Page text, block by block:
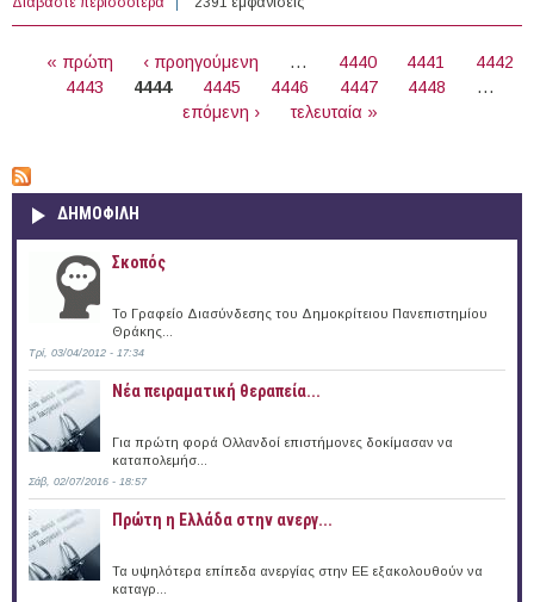
« πρώτη ‹ προηγούμενη … 4440 4441
4442
4443
4444 4445 4446 4447 4448
…
επόμενη ›
τελευταία »
ΔΗΜΟΦΙΛΗ
Σκοπός
Το Γραφείο Διασύνδεσης του Δημοκρίτειου Πανεπιστημίου
Θράκης...
Τρί, 03/04/2012 - 17:34
Νέα πειραματική θεραπεία...
Για πρώτη φορά Ολλανδοί επιστήμονες δοκίμασαν να
καταπολεμήσ...
Σάβ, 02/07/2016 - 18:57
Πρώτη η Ελλάδα στην ανεργ...
Τα υψηλότερα επίπεδα ανεργίας στην ΕΕ εξακολουθούν να
καταγρ...